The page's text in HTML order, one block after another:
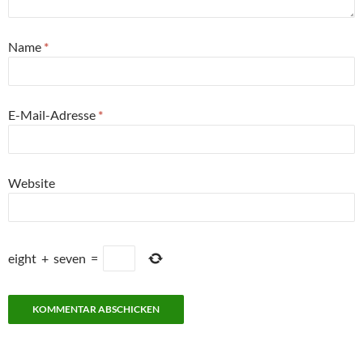
Name *
E-Mail-Adresse *
Website
eight + seven =